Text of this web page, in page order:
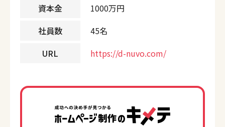
資本金
1000万円
社員数
45名
URL
https://d-nuvo.com/